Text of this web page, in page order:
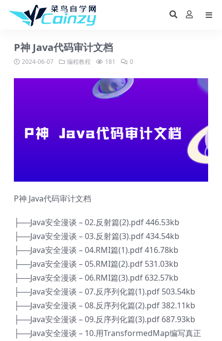
P神 Java代码审计文档
2024-06-07 编程教程 181 0
P神 Java代码审计文档
├──Java安全漫谈 – 02.反射篇(2).pdf 446.53kb
├──Java安全漫谈 – 03.反射篇(3).pdf 434.54kb
├──Java安全漫谈 – 04.RMI篇(1).pdf 416.78kb
├──Java安全漫谈 – 05.RMI篇(2).pdf 531.03kb
├──Java安全漫谈 – 06.RMI篇(3).pdf 632.57kb
├──Java安全漫谈 – 07.反序列化篇(1).pdf 503.54kb
├──Java安全漫谈 – 08.反序列化篇(2).pdf 382.11kb
├──Java安全漫谈 – 09.反序列化篇(3).pdf 687.93kb
├──Java安全漫谈 – 10.用TransformedMap编写真正